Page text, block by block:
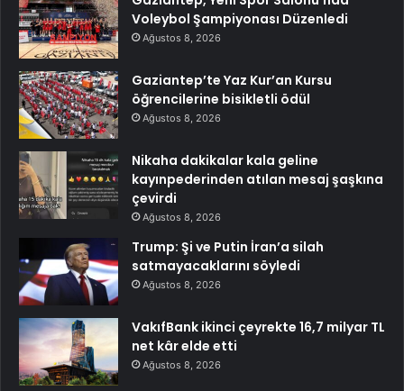
Voleybol Şampiyonası Düzenledi
Ağustos 8, 2026
Gaziantep’te Yaz Kur’an Kursu
öğrencilerine bisikletli ödül
Ağustos 8, 2026
Nikaha dakikalar kala geline
kayınpederinden atılan mesaj şaşkına
çevirdi
Ağustos 8, 2026
Trump: Şi ve Putin İran’a silah
satmayacaklarını söyledi
Ağustos 8, 2026
VakıfBank ikinci çeyrekte 16,7 milyar TL
net kâr elde etti
Ağustos 8, 2026